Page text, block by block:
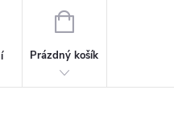
NÁKUPNÍ
Prázdný košík